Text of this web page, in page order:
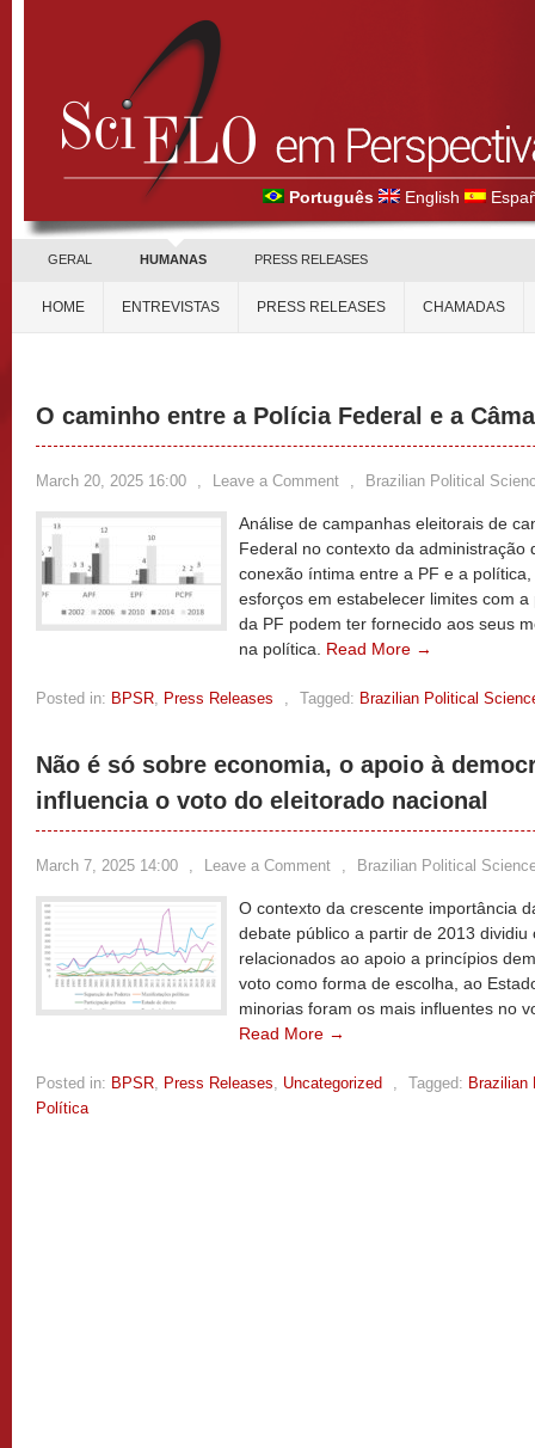
Português English
GERAL HUMANAS PRESS RELEASES
HOME ENTREVISTAS PRESS RELEASES CHAMADAS
O caminho entre a Polícia Federal e a
March 20, 2025 16:00 , Leave a Comment , Brazilian Political
Análise de campanhas eleitorais de
Federal no contexto da administração
conexão íntima entre a PF e a
esforços em estabelecer limites com
da PF podem ter fornecido aos seus
na política. Read More →
Posted in: BPSR, Press Releases , Tagged: Brazilian Political
Não é só sobre economia, o apoio à
influencia o voto do eleitorado nacional
March 7, 2025 14:00 , Leave a Comment , Brazilian Political
O contexto da crescente importância
debate público a partir de 2013
relacionados ao apoio a princípios
voto como forma de escolha, ao
minorias foram os mais influentes no
Read More →
Posted in: BPSR, Press Releases, Uncategorized , Tagged: Brazilian
Política